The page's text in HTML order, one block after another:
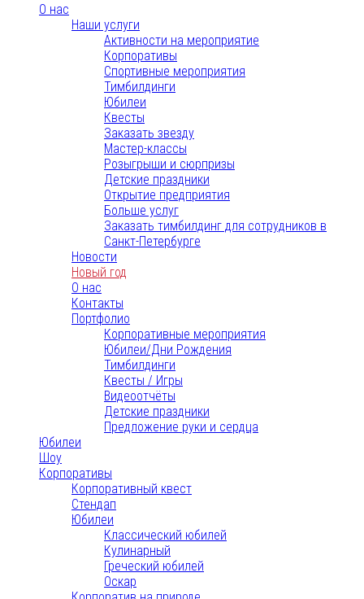
О нас
Наши услуги
Активности на мероприятие
Корпоративы
Спортивные мероприятия
Тимбилдинги
Юбилеи
Квесты
Заказать звезду
Мастер-классы
Розыгрыши и сюрпризы
Детские праздники
Открытие предприятия
Больше услуг
Заказать тимбилдинг для сотрудников в
Санкт-Петербурге
Новости
Новый год
О нас
Контакты
Портфолио
Корпоративные мероприятия
Юбилеи/Дни Рождения
Тимбилдинги
Квесты / Игры
Видеоотчёты
Детские праздники
Предложение руки и сердца
Юбилеи
Шоу
Корпоративы
Корпоративный квест
Стендап
Юбилеи
Классический юбилей
Кулинарный
Греческий юбилей
Оскар